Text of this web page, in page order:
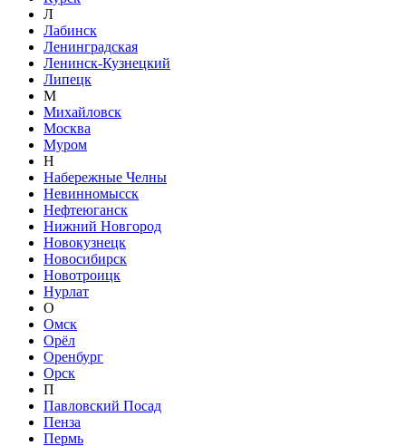
Л
Лабинск
Ленинградская
Ленинск-Кузнецкий
Липецк
М
Михайловск
Москва
Муром
Н
Набережные Челны
Невинномысск
Нефтеюганск
Нижний Новгород
Новокузнецк
Новосибирск
Новотроицк
Нурлат
О
Омск
Орёл
Оренбург
Орск
П
Павловский Посад
Пенза
Пермь